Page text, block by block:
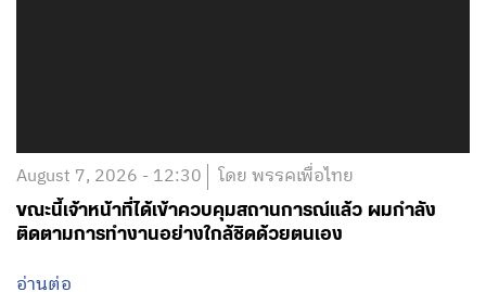
August 7, 2026 - 12:30 โดย พรรคเพื่อไทย
ขณะนี้เจ้าหน้าที่ได้เข้าควบคุมสถานการณ์แล้ว ผมกำลัง
ติดตามการทำงานอย่างใกล้ชิดด้วยตนเอง
อ่านต่อ